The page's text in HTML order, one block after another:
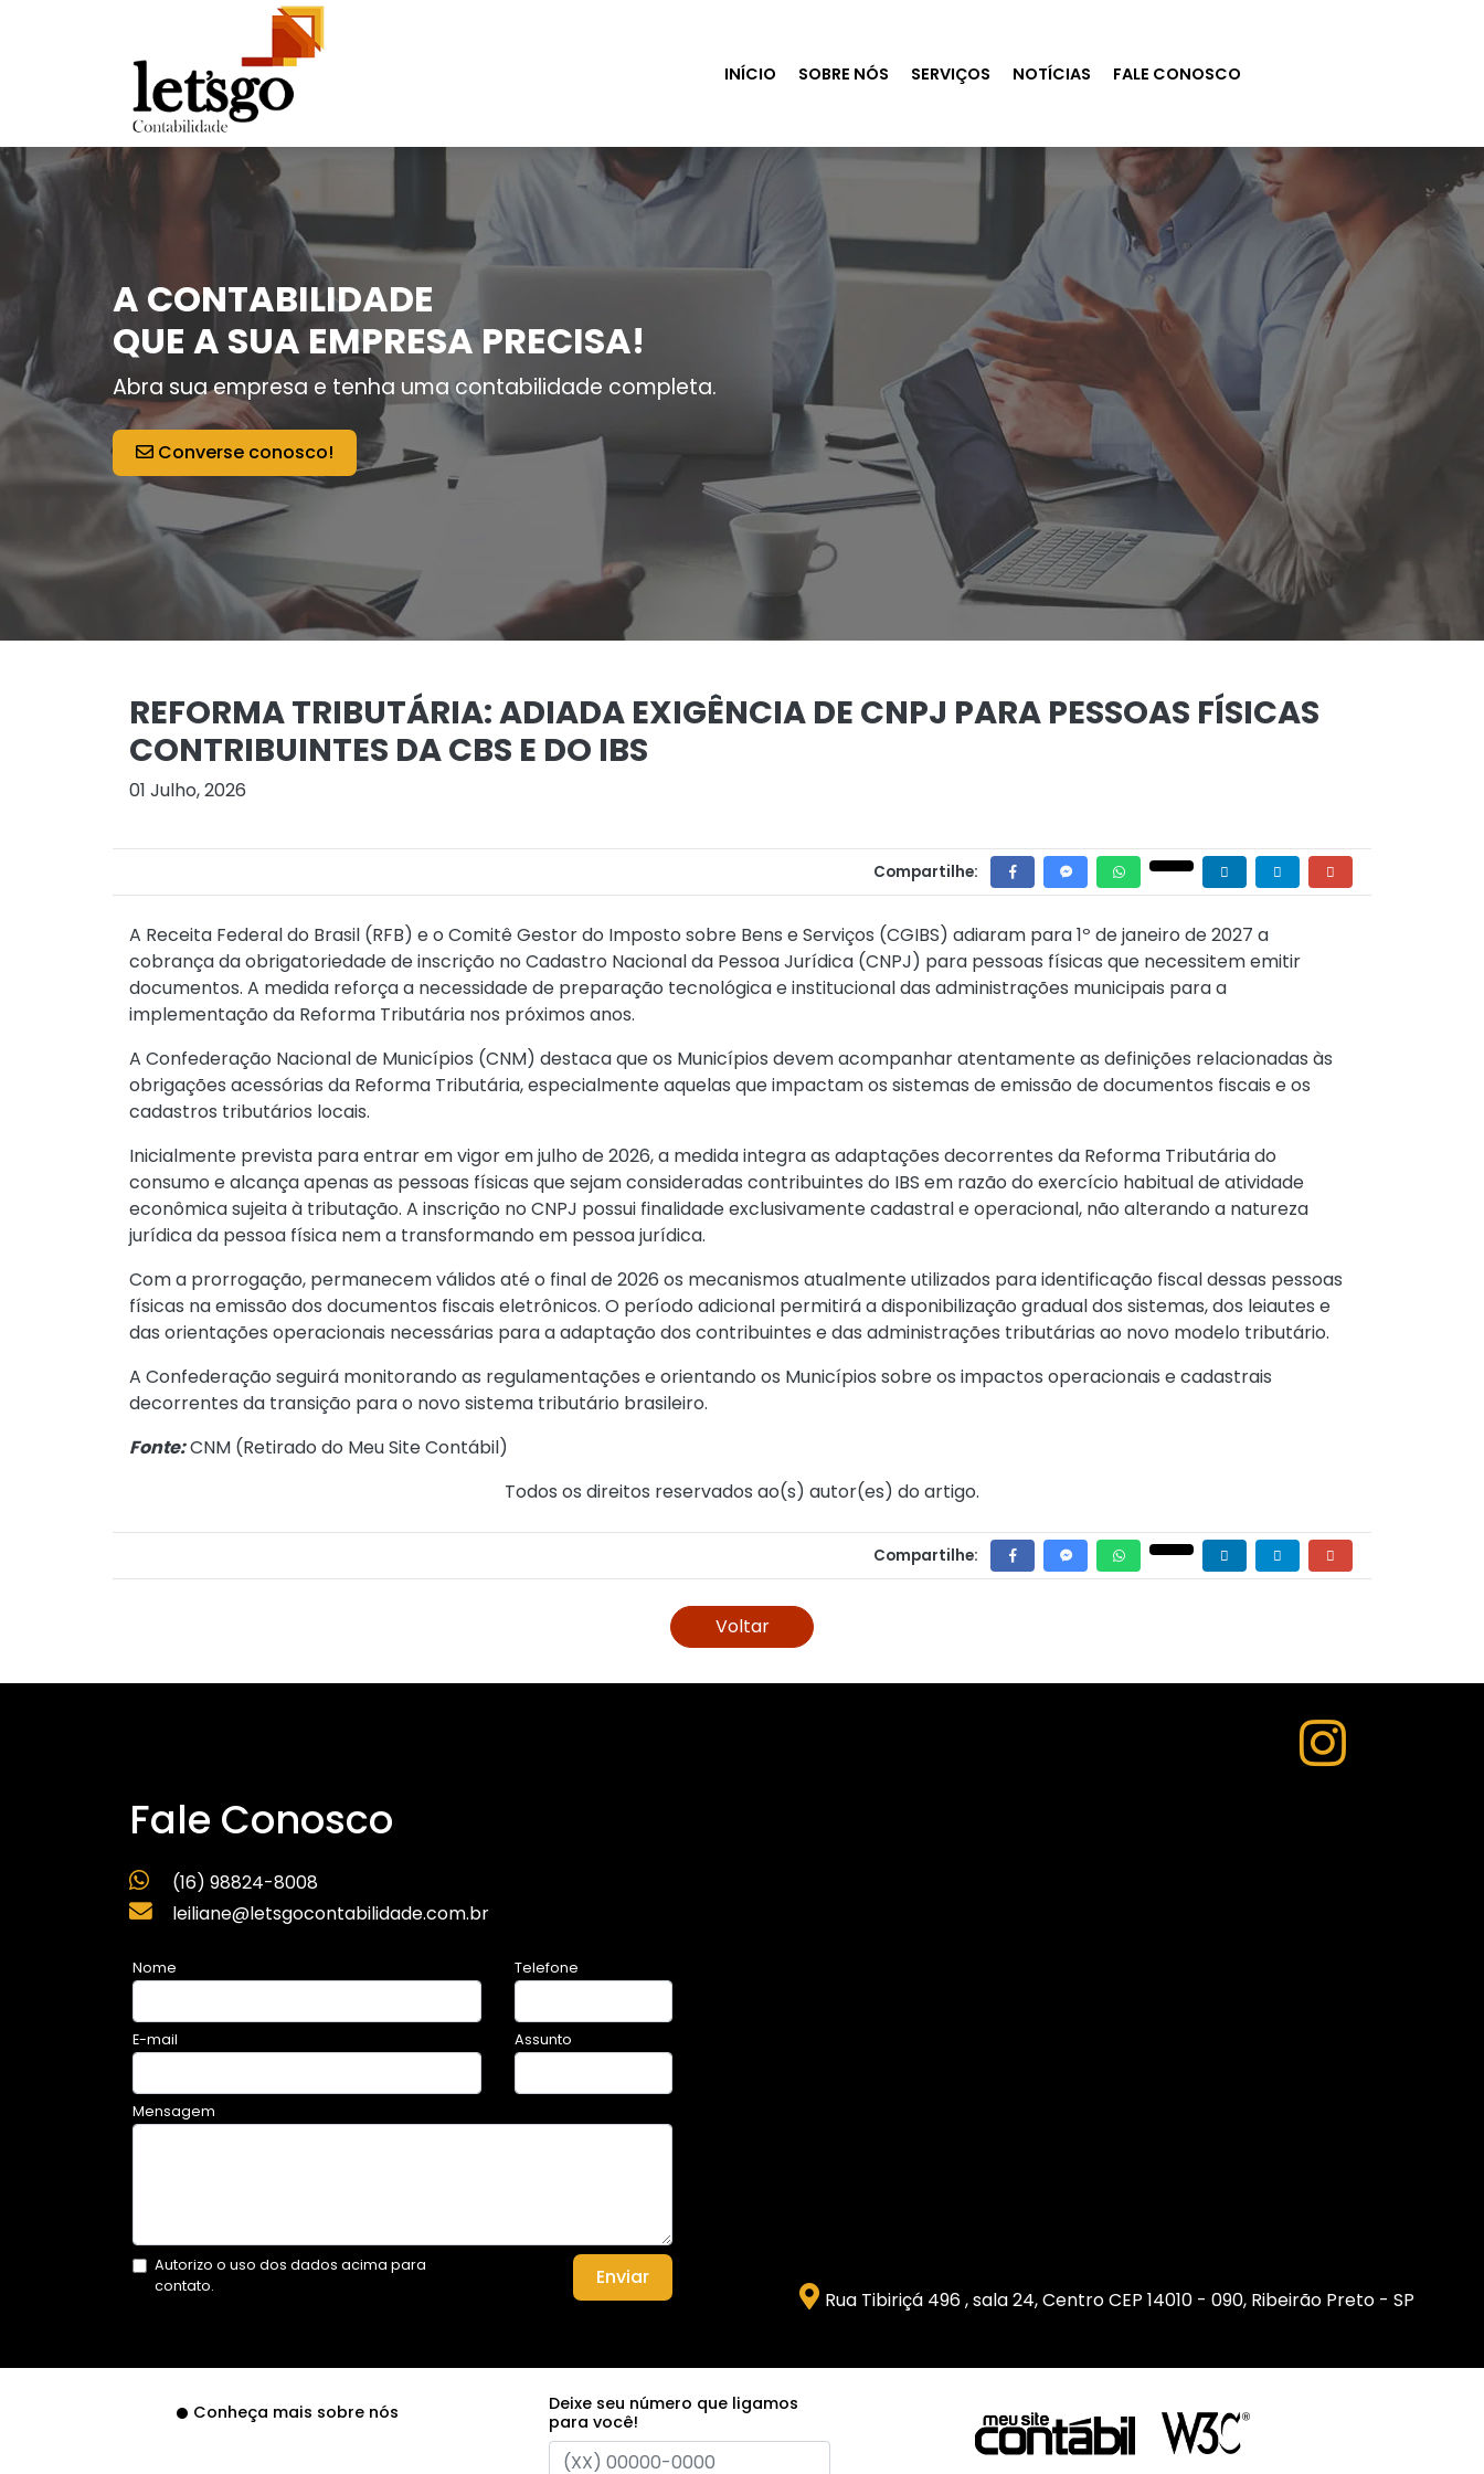
INÍCIO SOBRE NÓS SERVIÇOS NOTÍCIAS FALE CONOSCO
A CONTABILIDADE
QUE A SUA EMPRESA PRECISA!
Abra sua empresa e tenha uma contabilidade completa.
Converse conosco!
REFORMA TRIBUTÁRIA: ADIADA EXIGÊNCIA DE CNPJ PARA PESSOAS FÍSICAS
CONTRIBUINTES DA CBS E DO IBS
01 Julho, 2026
Compartilhe:
A Receita Federal do Brasil (RFB) e o Comitê Gestor do Imposto sobre Bens e Serviços (CGIBS) adiaram para 1º de janeiro de 2027 a
cobrança da obrigatoriedade de inscrição no Cadastro Nacional da Pessoa Jurídica (CNPJ) para pessoas físicas que necessitem emitir
documentos. A medida reforça a necessidade de preparação tecnológica e institucional das administrações municipais para a
implementação da Reforma Tributária nos próximos anos.
A Confederação Nacional de Municípios (CNM) destaca que os Municípios devem acompanhar atentamente as definições relacionadas às
obrigações acessórias da Reforma Tributária, especialmente aquelas que impactam os sistemas de emissão de documentos fiscais e os
cadastros tributários locais.
Inicialmente prevista para entrar em vigor em julho de 2026, a medida integra as adaptações decorrentes da Reforma Tributária do
consumo e alcança apenas as pessoas físicas que sejam consideradas contribuintes do IBS em razão do exercício habitual de atividade
econômica sujeita à tributação. A inscrição no CNPJ possui finalidade exclusivamente cadastral e operacional, não alterando a natureza
jurídica da pessoa física nem a transformando em pessoa jurídica.
Com a prorrogação, permanecem válidos até o final de 2026 os mecanismos atualmente utilizados para identificação fiscal dessas pessoas
físicas na emissão dos documentos fiscais eletrônicos. O período adicional permitirá a disponibilização gradual dos sistemas, dos leiautes e
das orientações operacionais necessárias para a adaptação dos contribuintes e das administrações tributárias ao novo modelo tributário.
A Confederação seguirá monitorando as regulamentações e orientando os Municípios sobre os impactos operacionais e cadastrais
decorrentes da transição para o novo sistema tributário brasileiro.
Fonte:CNM (Retirado do Meu Site Contábil)
Todos os direitos reservados ao(s) autor(es) do artigo.
Compartilhe:
Voltar
Fale Conosco
(16) 98824-8008
leiliane@letsgocontabilidade.com.br
Nome Telefone
E-mail Assunto
Mensagem
Autorizo o uso dos dados acima para
contato.
Enviar
Rua Tibiriçá 496 , sala 24, Centro CEP 14010 - 090, Ribeirão Preto - SP
Conheça mais sobre nós
Deixe seu número que ligamos
para você!